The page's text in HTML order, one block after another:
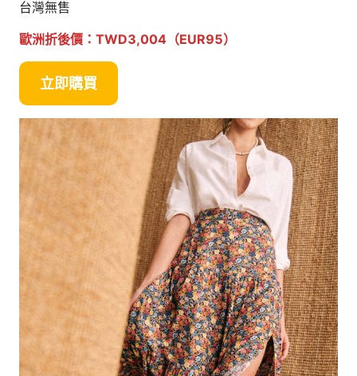
台灣無售
歐洲折後價：TWD3,004（EUR95）
立即購買